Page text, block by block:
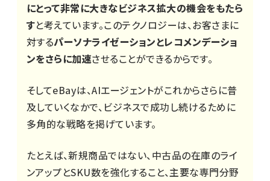
にとって非常に大きなビジネス拡大の機会をもたら
すと考えています。このテクノロジーは、お客さまに
対するパーソナライゼーションとレコメンデーショ
ンをさらに加速させることができるからです。
そしてeBayは、AIエージェントがこれからさらに普
及していくなかで、ビジネスで成功し続けるために
多角的な戦略を掲げています。
たとえば、新規商品ではない、中古品の在庫のライ
ンアップとSKU数を強化すること、主要な専門分野